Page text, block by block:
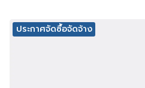
ประกาศจัดซื้อจัดจ้าง